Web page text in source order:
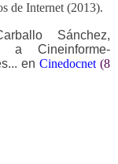
de Internet (2013).
Sánchez,
a Cineinforme-
enCinedocnet (8